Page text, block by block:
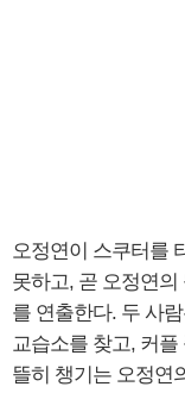
오정연이 스쿠터를
못하고, 곧 오정연의
를 연출한다. 두 사
교습소를 찾고, 커
뜰히 챙기는 오정연